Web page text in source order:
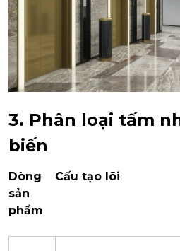
3. Phân loại tấm
biến
Dòng
sản
phẩm
Cấu tạo lõi